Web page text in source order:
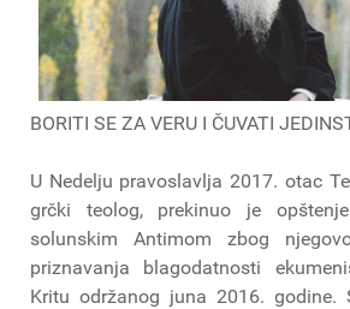
BORITI SE ZA VERU I ČUVATI
U Nedelju pravoslavlja 2017. otac
grčki teolog, prekinuo je
solunskim Antimom zbog
priznavanja blagodatnosti
Kritu održanog juna 2016. godine.